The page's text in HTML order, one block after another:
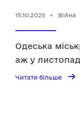
15.10.2025 • Війна
Одеська
аж у
Читати більше →
Читати